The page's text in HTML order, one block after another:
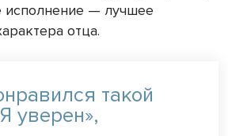
исполнение — лучшее
отца.
такой
уверен»,